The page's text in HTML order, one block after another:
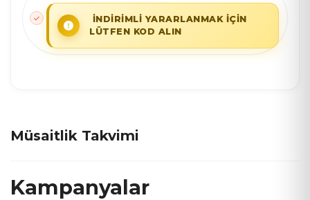
İNDİRİMLİ YARARLANMAK İÇİN
LÜTFEN KOD ALIN
Müsaitlik Takvimi
Kampanyalar